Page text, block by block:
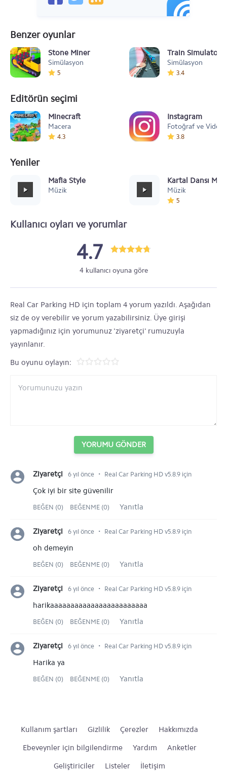
Benzer oyunlar
Stone Miner
Simülasyon
5
Train Simulator -
Simülasyon
3.4
Editörün seçimi
Minecraft
Macera
4.3
Instagram
Fotoğraf ve Video
3.8
Yeniler
Mafia Style
Müzik
Kartal Dansı
Müzik
5
Kullanıcı oyları ve yorumlar
4.7
4 kullanıcı oyuna göre
Real Car Parking HD için toplam 4 yorum yazıldı. Aşağıdan
siz de oy verebilir ve yorum yazabilirsiniz. Üye girişi
yapmadığınız için yorumunuz 'ziyaretçi' rumuzuyla
yayınlanır.
Bu oyunu oylayın:
YORUMU GÖNDER
Ziyaretçi 6 yıl önce ⋅ Real Car Parking HD v5.8.9 için
Çok iyi bir site güvenilir
BEĞEN (0) BEĞENME (0) Yanıtla
Ziyaretçi 6 yıl önce ⋅ Real Car Parking HD v5.8.9 için
oh demeyin
BEĞEN (0) BEĞENME (0) Yanıtla
Ziyaretçi 6 yıl önce ⋅ Real Car Parking HD v5.8.9 için
harikaaaaaaaaaaaaaaaaaaaaaaaa
BEĞEN (0) BEĞENME (0) Yanıtla
Ziyaretçi 6 yıl önce ⋅ Real Car Parking HD v5.8.9 için
Harika ya
BEĞEN (0) BEĞENME (0) Yanıtla
Kullanım şartları Gizlilik Çerezler
Hakkımızda
Ebeveynler için bilgilendirme
Yardım
Anketler
Geliştiriciler
Listeler İletişim